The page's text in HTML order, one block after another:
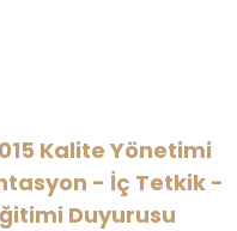
Kalite Yönetimi
- İç Tetkik -
Duyurusu